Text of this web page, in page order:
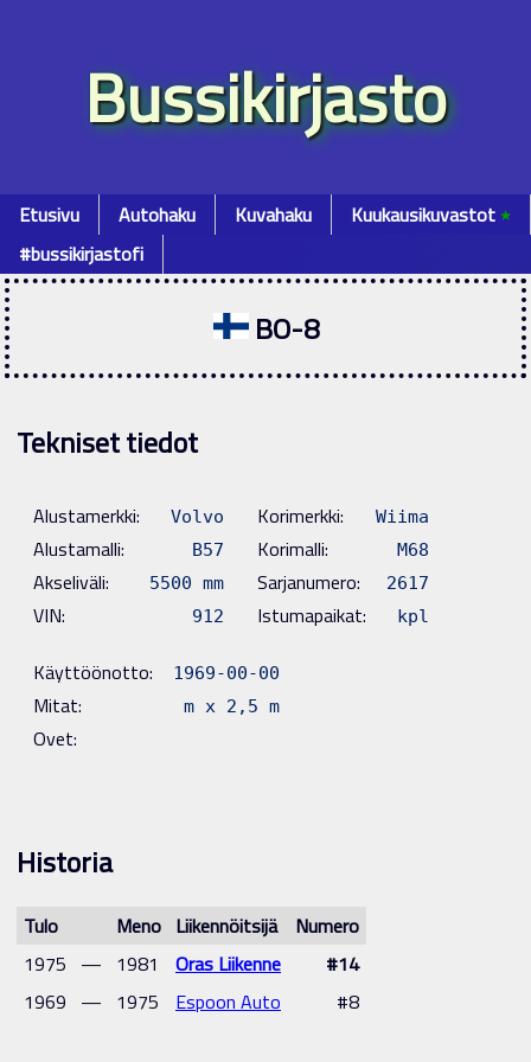
Bussikirjasto
Etusivu Autohaku Kuvahaku Kuukausikuvastot٭
#bussikirjastofi
BO-8
Tekniset tiedot
Alustamerkki: Volvo
Alustamalli: B57
Akseliväli: 5500 mm
VIN: 912
Korimerkki: Wiima
Korimalli: M68
Sarjanumero: 2617
Istumapaikat: kpl
Käyttöönotto: 1969-00-00
Mitat: m x 2,5 m
Ovet:
Historia
Tulo Meno Liikennöitsijä
Numero
1975 — 1981 Oras Liikenne
#14
1969 — 1975 Espoon Auto #8